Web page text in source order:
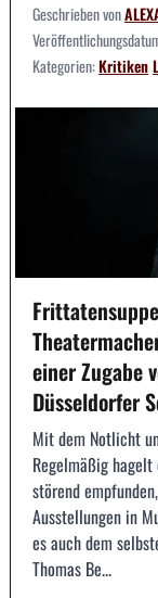
Geschrieben von
Kategorien:Kritiken
einer Zugabe
Düsseldorfer
Mit dem Notlicht
Regelmäßig
störend
Ausstellungen in
es auch dem
Thomas Be...